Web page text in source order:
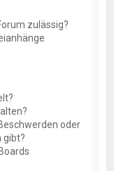
zulässig?
oder
gibt?